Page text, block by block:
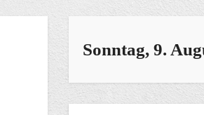
Sonntag, 9.